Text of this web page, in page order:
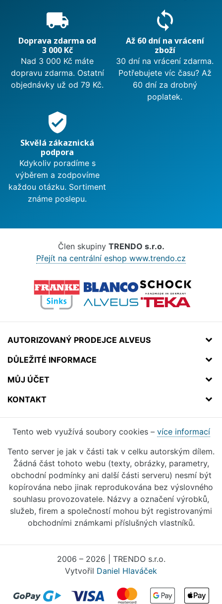
local_shipping
Doprava zdarma od
3 000 Kč
Nad 3 000 Kč máte
dopravu zdarma. Ostatní
objednávky už od 79 Kč.
sync
Až 60 dní na vrácení
zboží
30 dní na vrácení zdarma.
Potřebujete víc času? Až
60 dní za drobný
poplatek.
verified_user
Skvělá zákaznická
podpora
Kdykoliv poradíme s
výběrem a zodpovíme
každou otázku. Sortiment
známe poslepu.
Člen skupiny TRENDO s.r.o.
Přejít na centrální eshop www.trendo.cz
AUTORIZOVANÝ PRODEJCE ALVEUS
DŮLEŽITÉ INFORMACE
MŮJ ÚČET
KONTAKT
Tento web využívá soubory cookies – více informací
Tento server je jak v části tak v celku autorským dílem.
Žádná část tohoto webu (texty, obrázky, parametry,
obchodní podmínky ani další části serveru) nesmí být
kopírována nebo jinak reprodukována bez výslovného
souhlasu provozovatele. Názvy a označení výrobků,
služeb, firem a společností mohou být registrovanými
obchodními známkami příslušných vlastníků.
2006 – 2026 | TRENDO s.r.o.
Vytvořil Daniel Hlaváček